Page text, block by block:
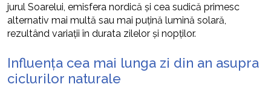
jurul Soarelui, emisfera nordică și cea sudică primesc
alternativ mai multă sau mai puțină lumină solară,
rezultând variații în durata zilelor și nopților.
Influența cea mai lunga zi din an asupra
ciclurilor naturale